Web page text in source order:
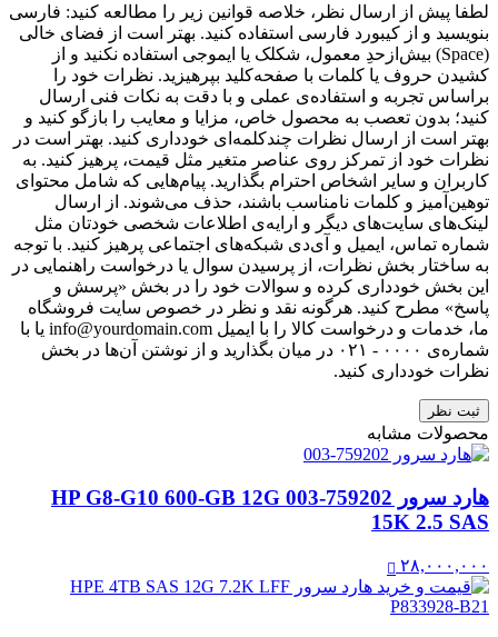
لطفا پیش از ارسال نظر، خلاصه قوانین زیر را مطالعه کنید: فارسی
بنویسید و از کیبورد فارسی استفاده کنید. بهتر است از فضای خالی
(Space) بیش‌از‌حدِ معمول، شکلک یا ایموجی استفاده نکنید و از
کشیدن حروف یا کلمات با صفحه‌کلید بپرهیزید. نظرات خود را
براساس تجربه و استفاده‌ی عملی و با دقت به نکات فنی ارسال
کنید؛ بدون تعصب به محصول خاص، مزایا و معایب را بازگو کنید و
بهتر است از ارسال نظرات چندکلمه‌‌ای خودداری کنید. بهتر است در
نظرات خود از تمرکز روی عناصر متغیر مثل قیمت، پرهیز کنید. به
کاربران و سایر اشخاص احترام بگذارید. پیام‌هایی که شامل محتوای
توهین‌آمیز و کلمات نامناسب باشند، حذف می‌شوند. از ارسال
لینک‌های سایت‌های دیگر و ارایه‌ی اطلاعات شخصی خودتان مثل
شماره تماس، ایمیل و آی‌دی شبکه‌های اجتماعی پرهیز کنید. با توجه
به ساختار بخش نظرات، از پرسیدن سوال یا درخواست راهنمایی در
این بخش خودداری کرده و سوالات خود را در بخش «پرسش و
پاسخ» مطرح کنید. هرگونه نقد و نظر در خصوص سایت فروشگاه
ما، خدمات و درخواست کالا را با ایمیل info@yourdomain.com یا با
شماره‌ی ۰۰۰۰ - ۰۲۱ در میان بگذارید و از نوشتن آن‌ها در بخش
نظرات خودداری کنید.
ثبت نظر
محصولات مشابه
هارد سرور 759202-003 HP G8-G10 600-GB 12G
15K 2.5 SAS
۲۸,۰۰۰,۰۰۰